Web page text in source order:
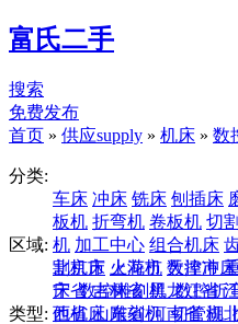
富氏二手
搜索
免费发布
首页 » 供应supply » 机床 » 数
分类:
车床 冲床 铣床 刨插床
板机 折弯机 卷板机 切
机 加工中心 组合机床
割机床 火花机 数控冲
床 数控雕刻机 数控折
他机床 雕刻机 切管机
区域:
北京市 上海市 天津市
宁省 吉林省 黑龙江省
西省 山东省 河南省 湖
类型: